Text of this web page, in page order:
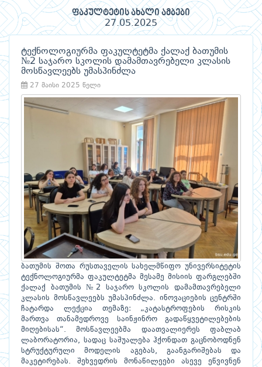
ფაკულტეტის ახალი ამბები
27.05.2025
ტექნოლოგიურმა ფაკულტეტმა ქალაქ ბათუმის
№2 საჯარო სკოლის დამამთავრებელი კლასის
მოსწავლეებს უმასპინძლა
27 მაისი 2025 წელი
ბათუმის შოთა რუსთაველის სახელმწიფო უნივერსიტეტის
ტექნოლოგიურმა ფაკულტეტმა მესამე მისიის ფარგლებში
ქალაქ ბათუმის №2 საჯარო სკოლის დამამთავრებელი
კლასის მოსწავლეებს უმასპინძლა. ინოვაციების ცენტრში
ჩატარდა ლექცია თემაზე: „კატასტროფების რისკის
მართვა თანამედროვე საინჟინრო გადაწყვეტილებების
მიღებისას“. მოსწავლეებმა დაათვალიერეს ფაბლაბ
ლაბორატორია, სადაც საშუალება ჰქონდათ გაცნობოდნენ
სტრუქტურული მოდელის აგებას, გაანგარიშებას და
მაკეტირებას. შეხვედრის მონაწილეები ასევე ეწვივნენ